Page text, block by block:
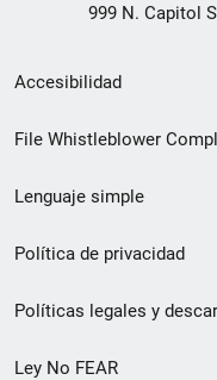
999 N. Capitol
Menú
de
de
pie
de
página
Accesibilidad
File Whistleblower
Lenguaje simple
Política de privacidad
Políticas legales y
Ley No FEAR